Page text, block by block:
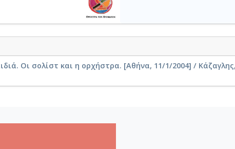
Οι σολίστ και η ορχήστρα. [Αθήνα, 11/1/2004] /